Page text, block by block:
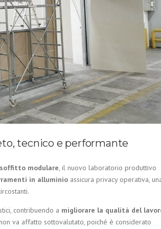
tecnico e performante
modulare, il nuovo laboratorio produttivo
in alluminio assicura privacy operativa,
contribuendo a migliorare la qualità del
va affatto sottovalutato, poiché è considerato